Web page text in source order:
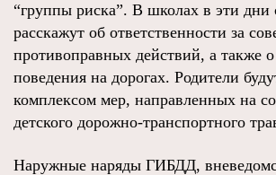
“группы риска”. В школах в эти дни
расскажут об ответственности за
противоправных действий, а также
поведения на дорогах. Родители
комплексом мер, направленных на
детского дорожно-транспортного
Наружные наряды ГИБДД,